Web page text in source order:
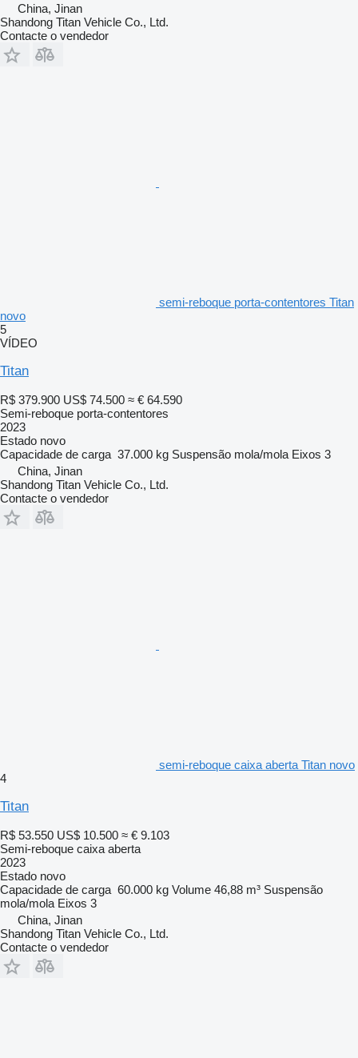
China, Jinan
Shandong Titan Vehicle Co., Ltd.
Contacte o vendedor
semi-reboque porta-contentores Titan
novo
5
VÍDEO
Titan
R$ 379.900 US$ 74.500 ≈ € 64.590
Semi-reboque porta-contentores
2023
Estado novo
Capacidade de carga 37.000 kg Suspensão mola/mola Eixos 3
China, Jinan
Shandong Titan Vehicle Co., Ltd.
Contacte o vendedor
semi-reboque caixa aberta Titan novo
4
Titan
R$ 53.550 US$ 10.500 ≈ € 9.103
Semi-reboque caixa aberta
2023
Estado novo
Capacidade de carga 60.000 kg Volume 46,88 m³ Suspensão
mola/mola Eixos 3
China, Jinan
Shandong Titan Vehicle Co., Ltd.
Contacte o vendedor